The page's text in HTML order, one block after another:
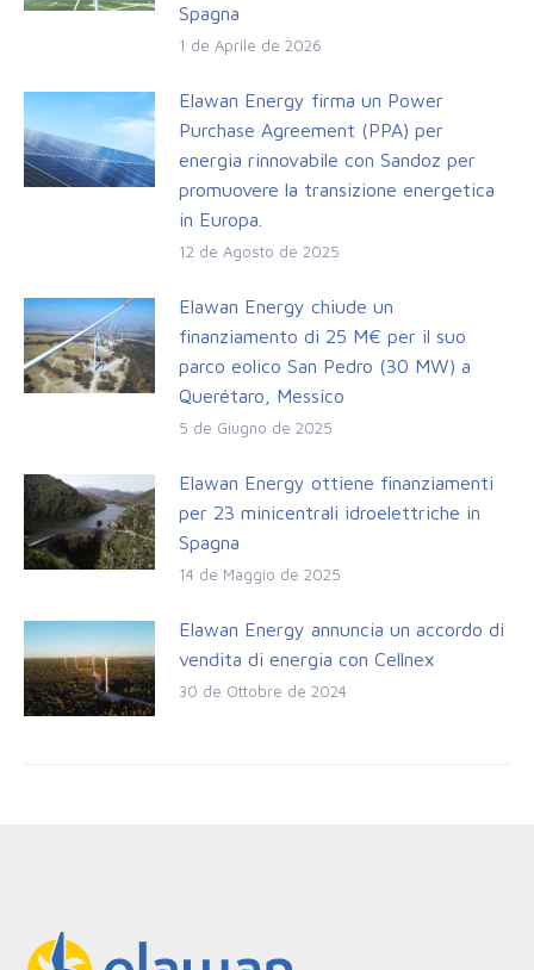
Spagna
1 de Aprile de 2026
Elawan Energy firma un Power
Purchase Agreement (PPA) per
energia rinnovabile con Sandoz per
promuovere la transizione energetica
in Europa.
12 de Agosto de 2025
Elawan Energy chiude un
finanziamento di 25 M€ per il suo
parco eolico San Pedro (30 MW) a
Querétaro, Messico
5 de Giugno de 2025
Elawan Energy ottiene finanziamenti
per 23 minicentrali idroelettriche in
Spagna
14 de Maggio de 2025
Elawan Energy annuncia un accordo di
vendita di energia con Cellnex
30 de Ottobre de 2024